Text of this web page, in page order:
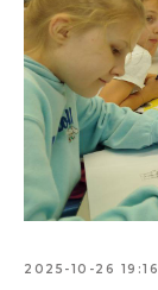
2025-10-26 19:16